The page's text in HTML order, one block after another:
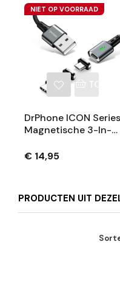
NIET OP VOORRAAD
DrPhone ICON Series
Magnetische 3-In-1
Qualcomm 3.0 -
IPhone
€ 14,95
PRODUCTEN UIT